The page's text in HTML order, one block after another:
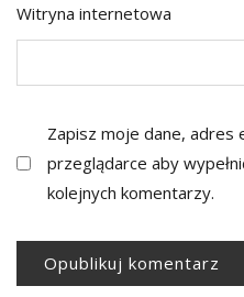
Witryna internetowa
Zapisz moje dane, adres
przeglądarce aby
kolejnych komentarzy.